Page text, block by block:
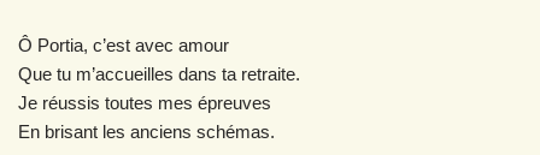
Ô Portia, c’est avec amour
Que tu m’accueilles dans ta retraite.
Je réussis toutes mes épreuves
En brisant les anciens schémas.